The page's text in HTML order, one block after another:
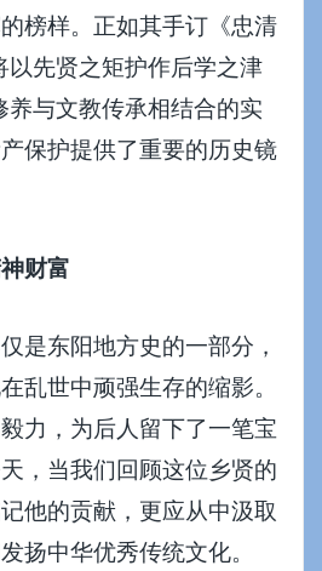
榜样。正如其手订《忠清
以先贤之矩护作后学之津
养与文教传承相结合的实
保护提供了重要的历史镜
财富
是东阳地方史的一部分，
乱世中顽强生存的缩影。
力，为后人留下了一笔宝
，当我们回顾这位乡贤的
他的贡献，更应从中汲取
扬中华优秀传统文化。